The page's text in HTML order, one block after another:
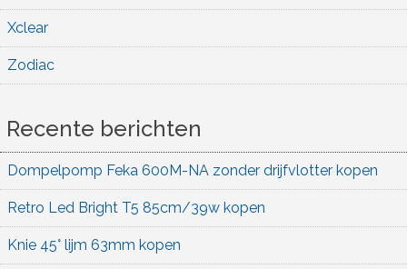
Xclear
Zodiac
Recente berichten
Dompelpomp Feka 600M-NA zonder drijfvlotter kopen
Retro Led Bright T5 85cm/39w kopen
Knie 45° lijm 63mm kopen